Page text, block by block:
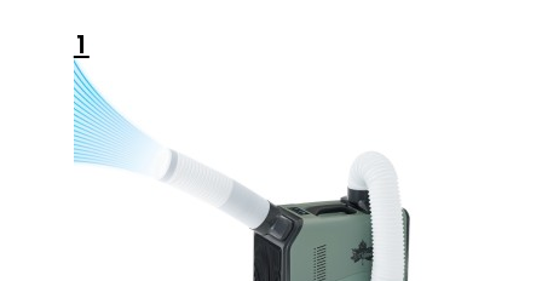
1